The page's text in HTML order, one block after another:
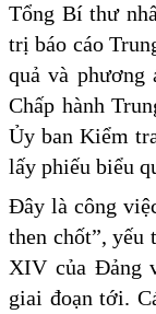
Tổng Bí thư
trị báo cáo
quả và phương
Chấp hành
Ủy ban Kiểm
lấy phiếu biểu
Đây là công
then chốt”, yếu
XIV của Đảng
giai đoạn tới.